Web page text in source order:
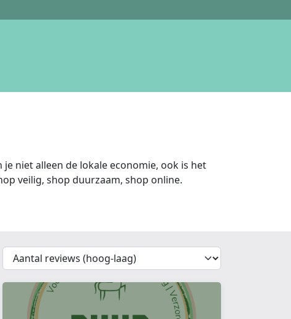
niet alleen de lokale economie, ook is het
veilig, shop duurzaam, shop online.
{{
__('Sort')
}}